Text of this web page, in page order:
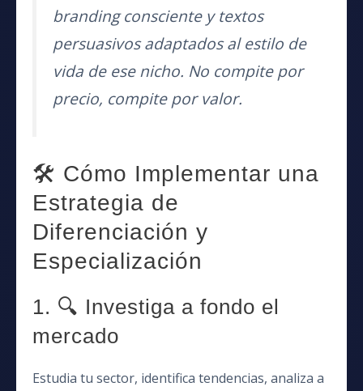
branding consciente y textos
persuasivos adaptados al estilo de
vida de ese nicho. No compite por
precio, compite por valor.
🛠 Cómo Implementar una
Estrategia de
Diferenciación y
Especialización
1. 🔍 Investiga a fondo el
mercado
Estudia tu sector, identifica tendencias, analiza a